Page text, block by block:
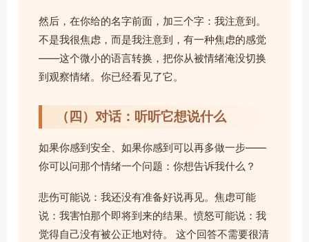
然后，在你给的名字前面，加三个字：我注意到。
不是我很焦虑，而是我注意到，有一种焦虑的感觉
——这个微小的语言转换，把你从被情绪淹没切换
到观察情绪。你已经看见了它。
（四）对话：听听它想说什么
如果你感到安全、如果你感到可以再多做一步——
你可以问那个情绪一个问题：你想告诉我什么？
悲伤可能说：我还没有准备好说再见。焦虑可能
说：我害怕那个即将到来的结果。愤怒可能说：我
觉得自己没有被公正地对待。 这个回答不需要很清